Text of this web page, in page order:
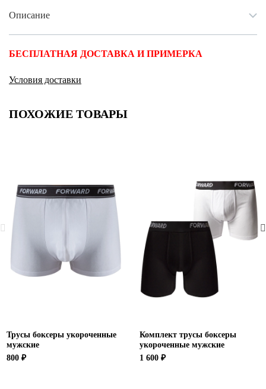
Описание
БЕСПЛАТНАЯ ДОСТАВКА И ПРИМЕРКА
Условия доставки
ПОХОЖИЕ ТОВАРЫ
Трусы боксеры укороченные
мужские
800 ₽
Комплект трусы боксеры
укороченные мужские
1 600 ₽